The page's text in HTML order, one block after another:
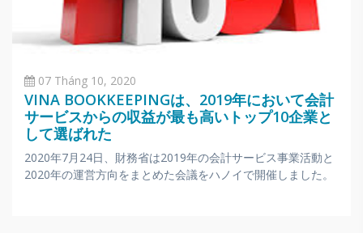
07 Tháng 10, 2020
VINA BOOKKEEPINGは、2019年において会計
サービスからの収益が最も高いトップ10企業と
して選ばれた
2020年7月24日、財務省は2019年の会計サービス事業活動と
2020年の運営方向をまとめた会議をハノイで開催しました。